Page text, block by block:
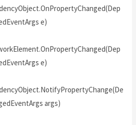
e)
e)
args)